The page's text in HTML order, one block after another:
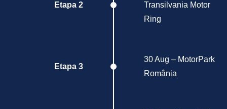
Etapa 2
Transilvania Motor
Ring
Etapa 3
30 Aug – MotorPark
România